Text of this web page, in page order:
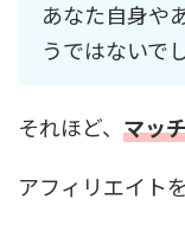
あなた自身や
うではないで
それほど、 マッ
アフィリエイト